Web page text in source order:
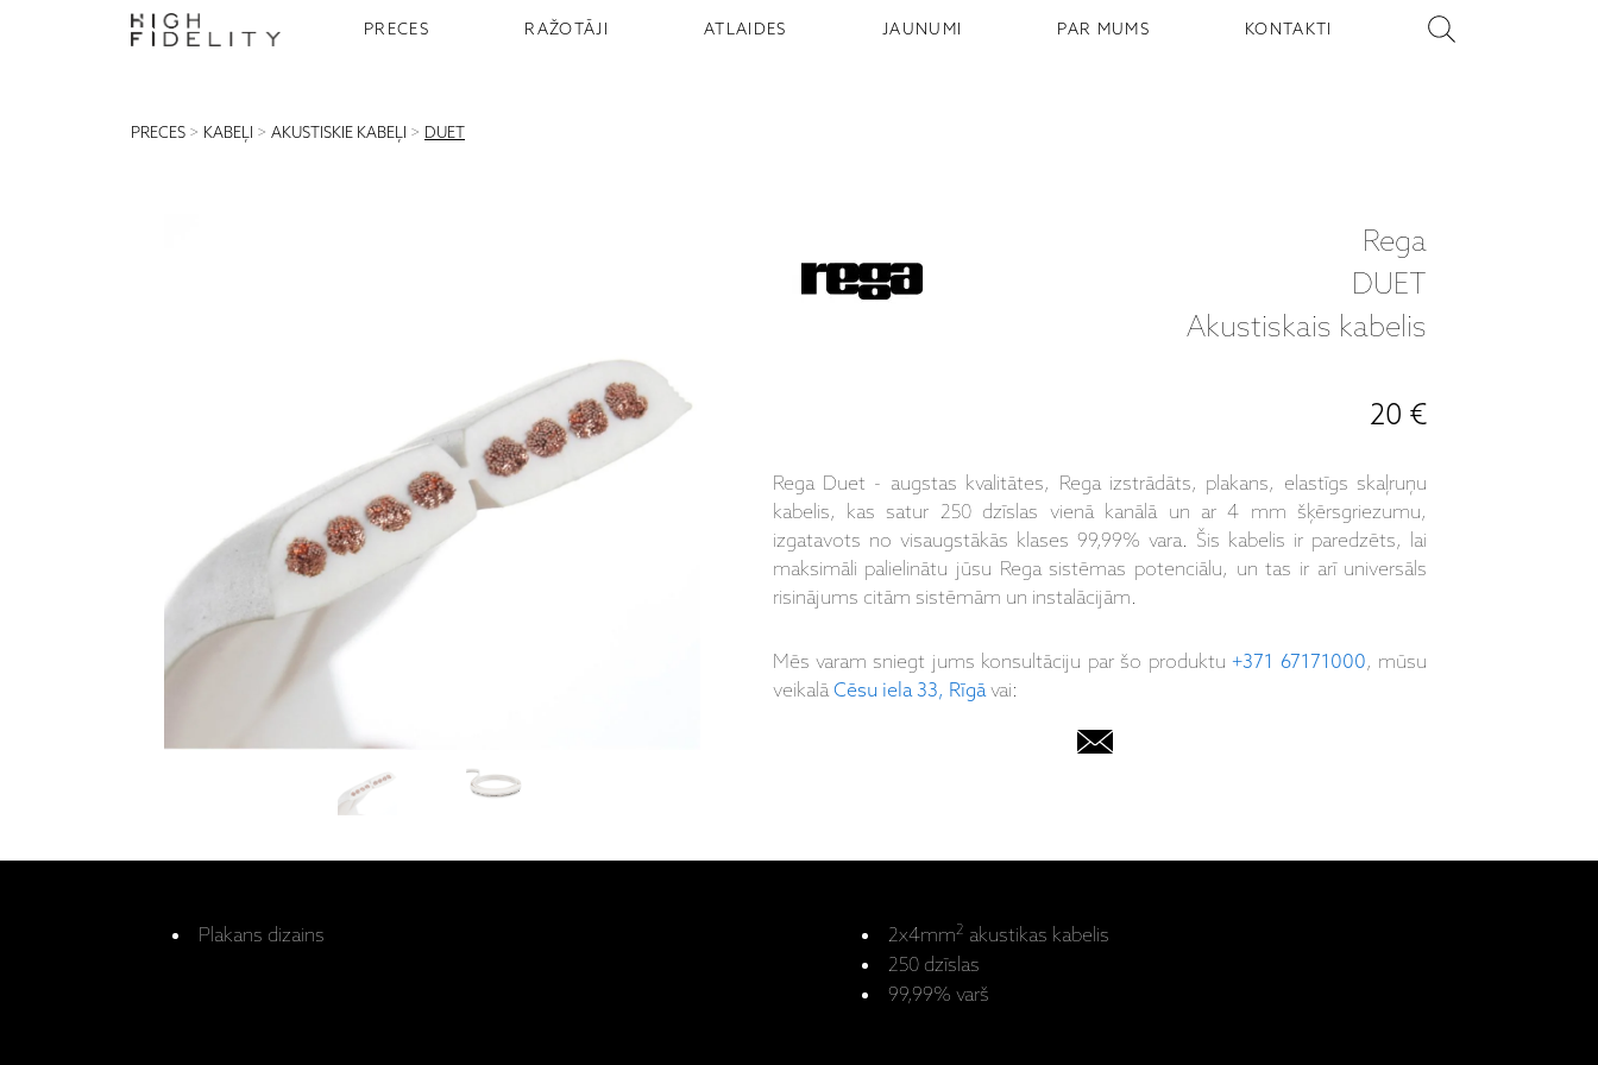
PRECES RAŽOTĀJI ATLAIDES JAUNUMI PAR MUMS KONTAKTI
PRECES > KABEĻI > AKUSTISKIE KABEĻI > DUET
Rega
DUET
Akustiskais kabelis
20 €
Rega Duet - augstas kvalitātes, Rega izstrādāts, plakans, elastīgs skaļruņu
kabelis, kas satur 250 dzīslas vienā kanālā un ar 4 mm šķērsgriezumu,
izgatavots no visaugstākās klases 99,99% vara. Šis kabelis ir paredzēts, lai
maksimāli palielinātu jūsu Rega sistēmas potenciālu, un tas ir arī universāls
risinājums citām sistēmām un instalācijām.
Mēs varam sniegt jums konsultāciju par šo produktu+371 67171000, mūsu
veikalāCēsu iela 33, Rīgāvai:
Plakans dizains 2x4mm2 akustikas kabelis
250 dzīslas
99,99% varš